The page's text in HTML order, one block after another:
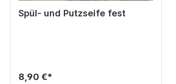
Spül- und Putzseife fest
8,90 €*